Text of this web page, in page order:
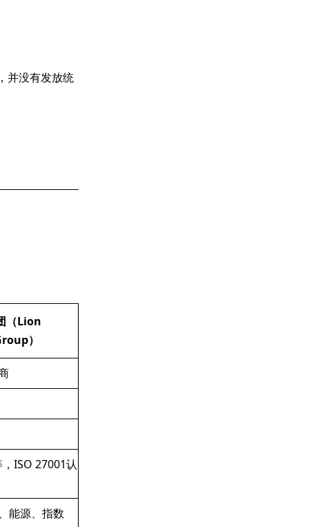
并没有发放统
（Lion
）
，ISO 27001认
能源、指数